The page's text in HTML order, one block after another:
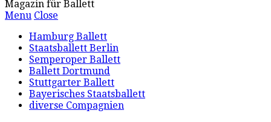
Magazin für Ballett
Menu Close
Hamburg Ballett
Staatsballett Berlin
Semperoper Ballett
Ballett Dortmund
Stuttgarter Ballett
Bayerisches Staatsballett
diverse Compagnien